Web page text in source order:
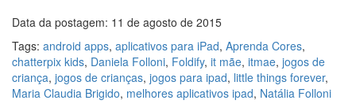
Data da postagem: 11 de agosto de 2015
Tags: android apps, aplicativos para iPad, Aprenda Cores,
chatterpix kids, Daniela Folloni, Foldify, it mãe, itmae, jogos de
criança, jogos de crianças, jogos para ipad, little things forever,
Maria Claudia Brigido, melhores aplicativos ipad, Natália Folloni